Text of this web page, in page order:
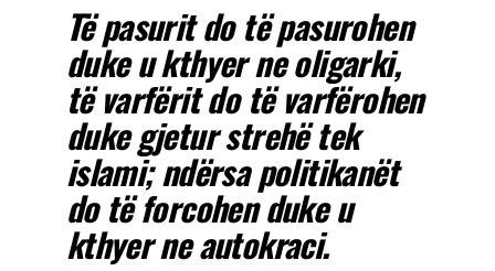
Të pasurit do të pasurohen
duke u kthyer ne oligarki,
të varfërit do të varfërohen
duke gjetur strehë tek
islami; ndërsa politikanët
do të forcohen duke u
kthyer ne autokraci.